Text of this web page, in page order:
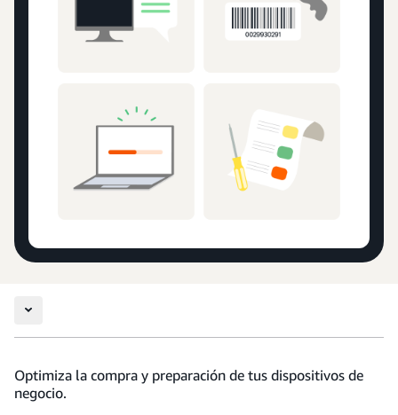
Optimiza la compra y preparación de tus dispositivos de
negocio.